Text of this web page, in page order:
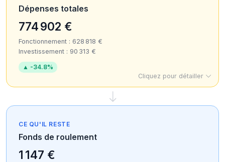
Dépenses totales
774 902 €
Fonctionnement : 628 818 €
Investissement : 90 313 €
▲ -34.8%
Cliquez pour détailler
CE QU'IL RESTE
Fonds de roulement
1 147 €